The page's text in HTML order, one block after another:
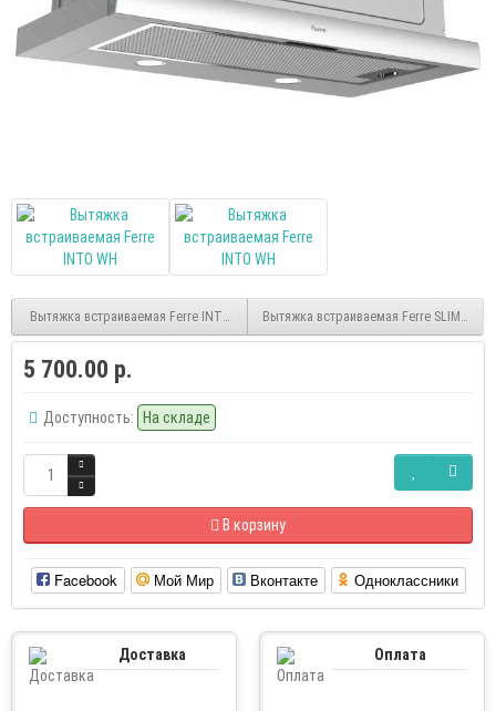
Вытяжка встраиваемая Ferre INTO IX Вытяжка встраиваемая Ferre SLIM BL
5 700.00 р.
Доступность: На складе
В корзину
Facebook Мой Мир Вконтакте Одноклассники
Доставка Оплата